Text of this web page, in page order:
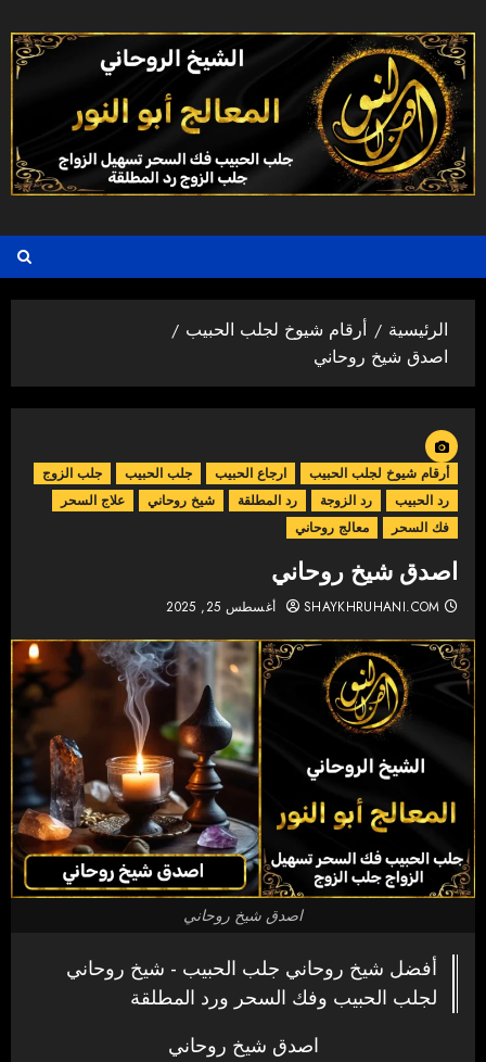
إلى
المحتوى
الرئيسية
أرقام شيوخ لجلب الحبيب
اصدق شيخ روحاني
أرقام شيوخ لجلب الحبيب ارجاع الحبيب جلب الحبيب
جلب الزوج
رد الحبيب
رد الزوجة رد المطلقة شيخ روحاني
علاج السحر
فك السحر
معالج روحاني
اصدق شيخ روحاني
SHAYKHRUHANI.COM أغسطس 25, 2025
اصدق شيخ روحاني
أفضل شيخ روحاني جلب الحبيب - شيخ روحاني
لجلب الحبيب وفك السحر ورد المطلقة
اصدق شيخ روحاني